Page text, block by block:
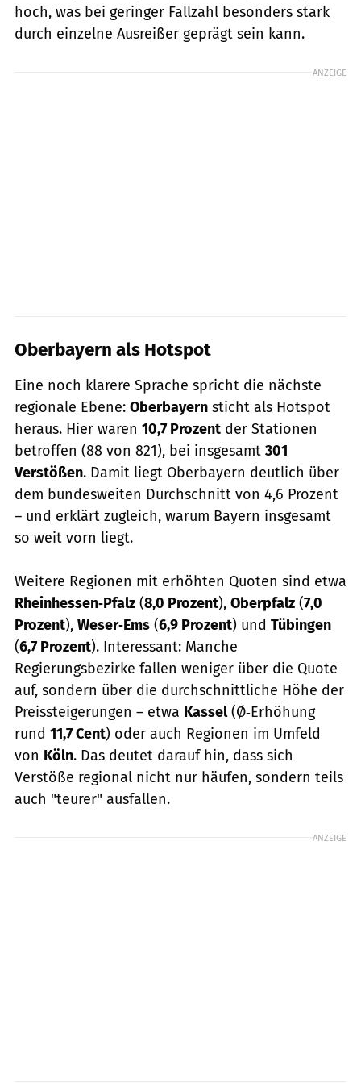
hoch, was bei geringer Fallzahl besonders stark
durch einzelne Ausreißer geprägt sein kann.
ANZEIGE
Oberbayern als Hotspot
Eine noch klarere Sprache spricht die nächste
regionale Ebene: Oberbayern sticht als Hotspot
heraus. Hier waren 10,7 Prozent der Stationen
betroffen (88 von 821), bei insgesamt 301
Verstößen. Damit liegt Oberbayern deutlich über
dem bundesweiten Durchschnitt von 4,6 Prozent
– und erklärt zugleich, warum Bayern insgesamt
so weit vorn liegt.
Weitere Regionen mit erhöhten Quoten sind etwa
Rheinhessen‑Pfalz (8,0 Prozent), Oberpfalz (7,0
Prozent), Weser‑Ems (6,9 Prozent) und Tübingen
(6,7 Prozent). Interessant: Manche
Regierungsbezirke fallen weniger über die Quote
auf, sondern über die durchschnittliche Höhe der
Preissteigerungen – etwa Kassel(Ø‑Erhöhung
rund 11,7 Cent) oder auch Regionen im Umfeld
von Köln. Das deutet darauf hin, dass sich
Verstöße regional nicht nur häufen, sondern teils
auch "teurer" ausfallen.
ANZEIGE